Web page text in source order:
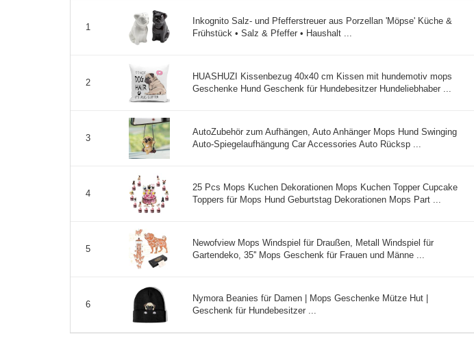
1
Inkognito Salz- und Pfefferstreuer aus Porzellan 'Möpse' Küche &
Frühstück • Salz & Pfeffer • Haushalt ...
2
HUASHUZI Kissenbezug 40x40 cm Kissen mit hundemotiv mops
Geschenke Hund Geschenk für Hundebesitzer Hundeliebhaber ...
3
AutoZubehör zum Aufhängen, Auto Anhänger Mops Hund Swinging
Auto-Spiegelaufhängung Car Accessories Auto Rücksp ...
4
25 Pcs Mops Kuchen Dekorationen Mops Kuchen Topper Cupcake
Toppers für Mops Hund Geburtstag Dekorationen Mops Part ...
5
Newofview Mops Windspiel für Draußen, Metall Windspiel für
Gartendeko, 35'' Mops Geschenk für Frauen und Männe ...
6
Nymora Beanies für Damen | Mops Geschenke Mütze Hut |
Geschenk für Hundebesitzer ...